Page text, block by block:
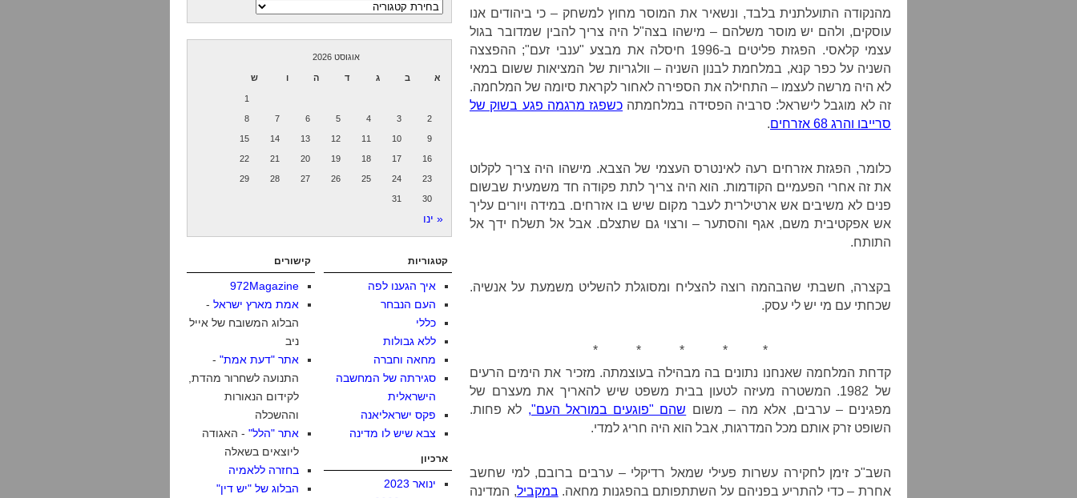
מהנקודה התועלתנית בלבד, ונשאיר את המוסר מחוץ למשחק – כי ביהודים אנו
עוסקים, ולהם יש מוסר משלהם – מישהו בצה"ל היה צריך להבין שמדובר בגול
עצמי קלאסי. הפגזת פליטים ב-1996 חיסלה את מבצע "ענבי זעם"; ההפצצה
השניה על כפר קנא, במלחמת לבנון השניה – וולגריות של המציאות ששום במאי
לא היה מרשה לעצמו – התחילה את הספירה לאחור לקראת סיומה של המלחמה.
זה לא מוגבל לישראל: סרביה הפסידה במלחמתה כשפגז מרגמה פגע בשוק של
סרייבו והרג 68 אזרחים
.
כלומר, הפגזת אזרחים רעה לאינטרס העצמי של הצבא. מישהו היה צריך לקלוט
את זה אחרי הפעמיים הקודמות. הוא היה צריך לתת פקודה חד משמעית שבשום
פנים לא משיבים אש ארטילרית לעבר מקום שיש בו אזרחים. במידה ויורים עליך
אש אפקטיבית משם, אגף והסתער – ורצוי גם שתצלם. אבל אל תשלח ידך אל
התותח.
בקצרה, חשבתי שהבהמה רוצה להצליח ומסוגלת להשליט משמעת על אנשיה.
שכחתי עם מי יש לי עסק.
* * * * *
קדחת המלחמה שאנחנו נתונים בה מבהילה בעוצמתה. מזכיר את הימים הרעים
של 1982. המשטרה מעיזה לטעון בבית משפט שיש להאריך את מעצרם של
מפגינים – ערבים, אלא מה – משום שהם "פוגעים במוראל העם", לא פחות.
השופט זרק אותם מכל המדרגות, אבל הוא היה חריג למדי.
השב"כ זימן לחקירה עשרות פעילי שמאל רדיקלי – ערבים ברובם, למי שחשב
אחרת – כדי להתריע בפניהם על השתתפותם בהפגנות מחאה. במקביל, המדינה
קטגוריות
אוגוסט 2026
א ב ג ד ה ו ש
1
2
3
4
5
6
7
8
9
10
11
12
13
14
15
16
17
18
19
20
21
22
23
24
25
26
27
28
29
30
31
« ינו
קטגוריות
איך הגענו לפה
העם הנבחר
כללי
ללא גבולות
מחאה וחברה
סגירתה של המחשבה
הישראלית
פקס ישראליאנה
צבא שיש לו מדינה
ארכיון
ינואר 2023
קישורים
972Magazine
אמת מארץ ישראל -
הבלוג המשובח של אייל
ניב
אתר "דעת אמת" -
התנועה לשחרור מהדת,
לקידום הנאורות
וההשכלה
אתר "הלל" - האגודה
ליוצאים בשאלה
בחזרה ללאמיה
הבלוג של "יש דין"